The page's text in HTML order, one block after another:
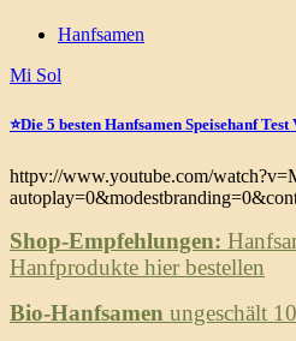
Hanfsamen
Mi Sol
⭐️Die 5 besten Hanfsamen Speisehanf Test
httpv://www.youtube.com/
Shop-Empfehlungen:
Hanfprodukte hier bestellen
Bio-Hanfsamen ungeschält